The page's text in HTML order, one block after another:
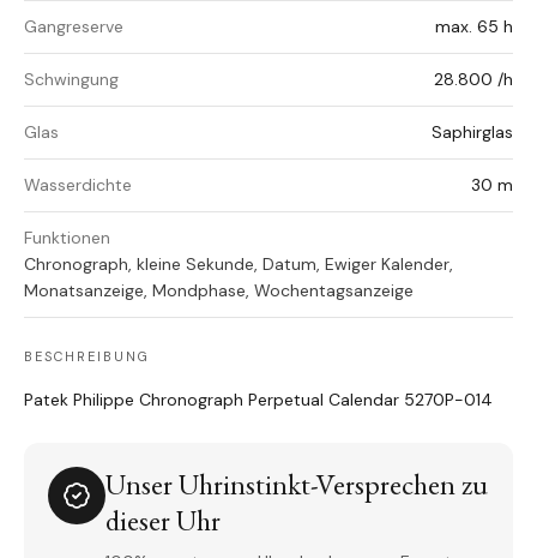
Gangreserve max. 65 h
Schwingung 28.800 /h
Glas Saphirglas
Wasserdichte 30 m
Funktionen
Chronograph, kleine Sekunde, Datum, Ewiger Kalender,
Monatsanzeige, Mondphase, Wochentagsanzeige
BESCHREIBUNG
Patek Philippe Chronograph Perpetual Calendar 5270P-014
Unser Uhrinstinkt-Versprechen zu
dieser Uhr